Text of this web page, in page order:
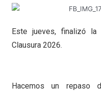
Este jueves, finalizó
Clausura 2026.
Hacemos un repaso